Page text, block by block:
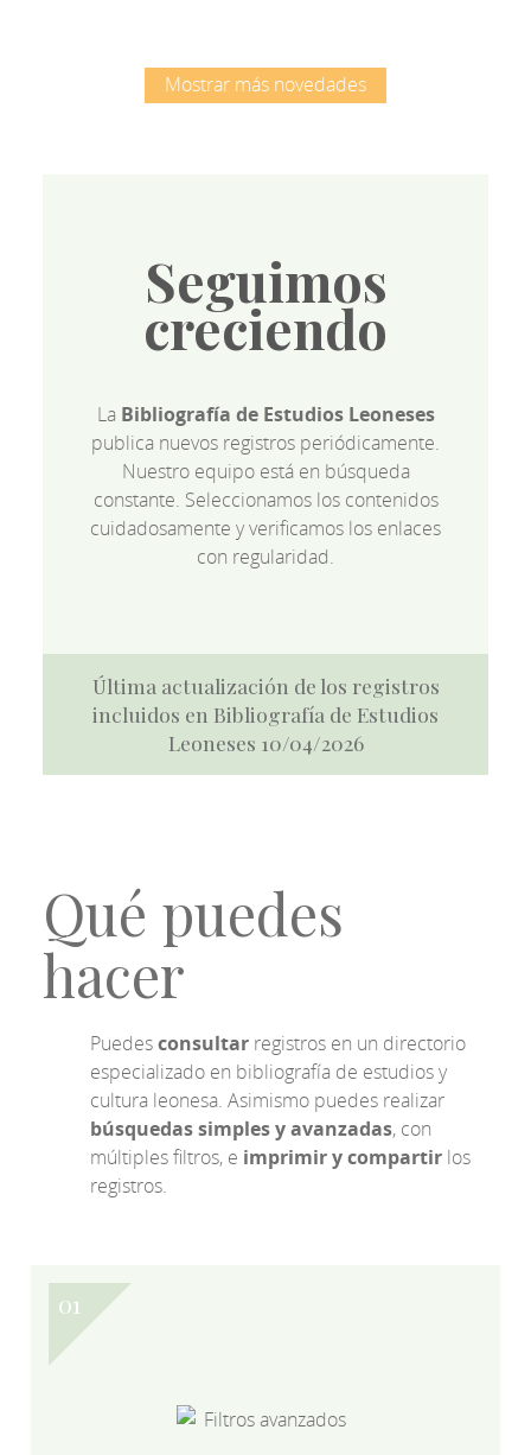
Mostrar más novedades
Seguimos
creciendo
La Bibliografía de Estudios Leoneses
publica nuevos registros periódicamente.
Nuestro equipo está en búsqueda
constante. Seleccionamos los contenidos
cuidadosamente y verificamos los enlaces
con regularidad.
Última actualización de los registros
incluidos en Bibliografía de Estudios
Leoneses 10/04/2026
Qué puedes
hacer
Puedesconsultar registros en un directorio
especializado en bibliografía de estudios y
cultura leonesa. Asimismo puedes realizar
búsquedas simples y avanzadas, con
múltiples filtros, e imprimir y compartir los
registros.